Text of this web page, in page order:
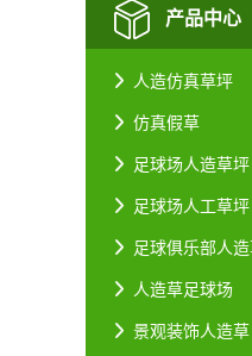
产品中心
人造仿真草坪
仿真假草
足球场人造草坪
足球场人工草坪
足球俱乐部人
人造草足球场
景观装饰人造草